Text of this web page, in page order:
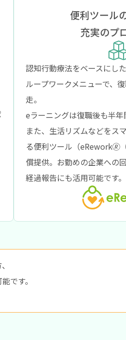
便利ツール
充実のプ
認知行動療法をベースにし
ループワークメニューで、
走。
eラーニングは復職後も半年
また、生活リズムなどをス
る便利ツール（eRework🄬
償提供。お勤めの企業への
経過報告にも活用可能です。
です。